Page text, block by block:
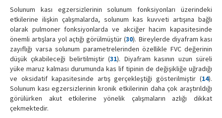
Solunum kası egzersizlerinin solunum fonksiyonları üzerindeki
etkilerine ilişkin çalışmalarda, solunum kas kuvveti artışına bağlı
olarak pulmoner fonksiyonlarda ve akciğer hacim kapasitesinde
önemli artışlara yol açtığı görülmüştür (30). Bireylerde diyafram kası
zayıflığı varsa solunum parametrelerinden özellikle FVC değerinin
düşük çıkabileceği belirtilmiştir (31). Diyafram kasının uzun süreli
yüke maruz kalması durumunda kas lif tipinin de değişikliğe uğradığı
ve oksidatif kapasitesinde artış gerçekleştiği gösterilmiştir (14).
Solunum kası egzersizlerinin kronik etkilerinin daha çok araştırıldığı
görülürken akut etkilerine yönelik çalışmaların azlığı dikkat
çekmektedir.